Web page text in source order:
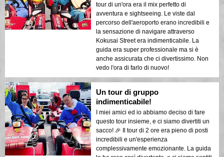
tour di un'ora era il mix perfetto di
avventura e sightseeing. Le viste dal
percorso dell'aeroporto erano incredibili e
la sensazione di navigare attraverso
Kokusai Street era indimenticabile. La
guida era super professionale ma si è
anche assicurata che ci divertissimo. Non
vedo l'ora di farlo di nuovo!
Un tour di gruppo
indimenticabile!
I miei amici ed io abbiamo deciso di fare
questo tour insieme, e ci siamo divertiti un
sacco! 🎉 Il tour di 2 ore era pieno di posti
incredibili e un'esperienza
complessivamente emozionante. La guida